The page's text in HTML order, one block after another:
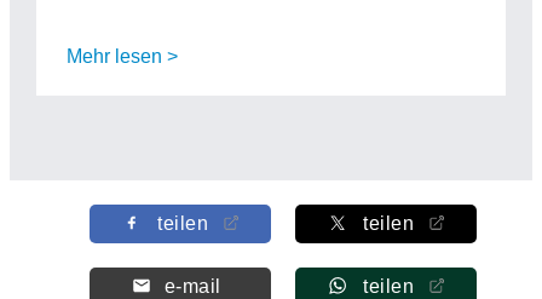
Mehr lesen >
teilen teilen
e-mail teilen